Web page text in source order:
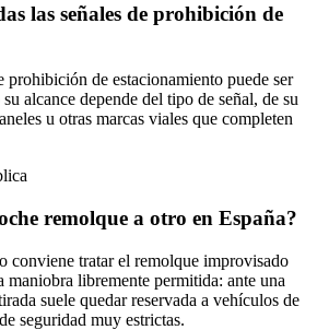
las señales de prohibición de
prohibición de estacionamiento puede ser
alcance depende del tipo de señal, de su
u otras marcas viales que completen
remolque a otro en España?
conviene tratar el remolque improvisado
maniobra libremente permitida: ante una
suele quedar reservada a vehículos de
seguridad muy estrictas.